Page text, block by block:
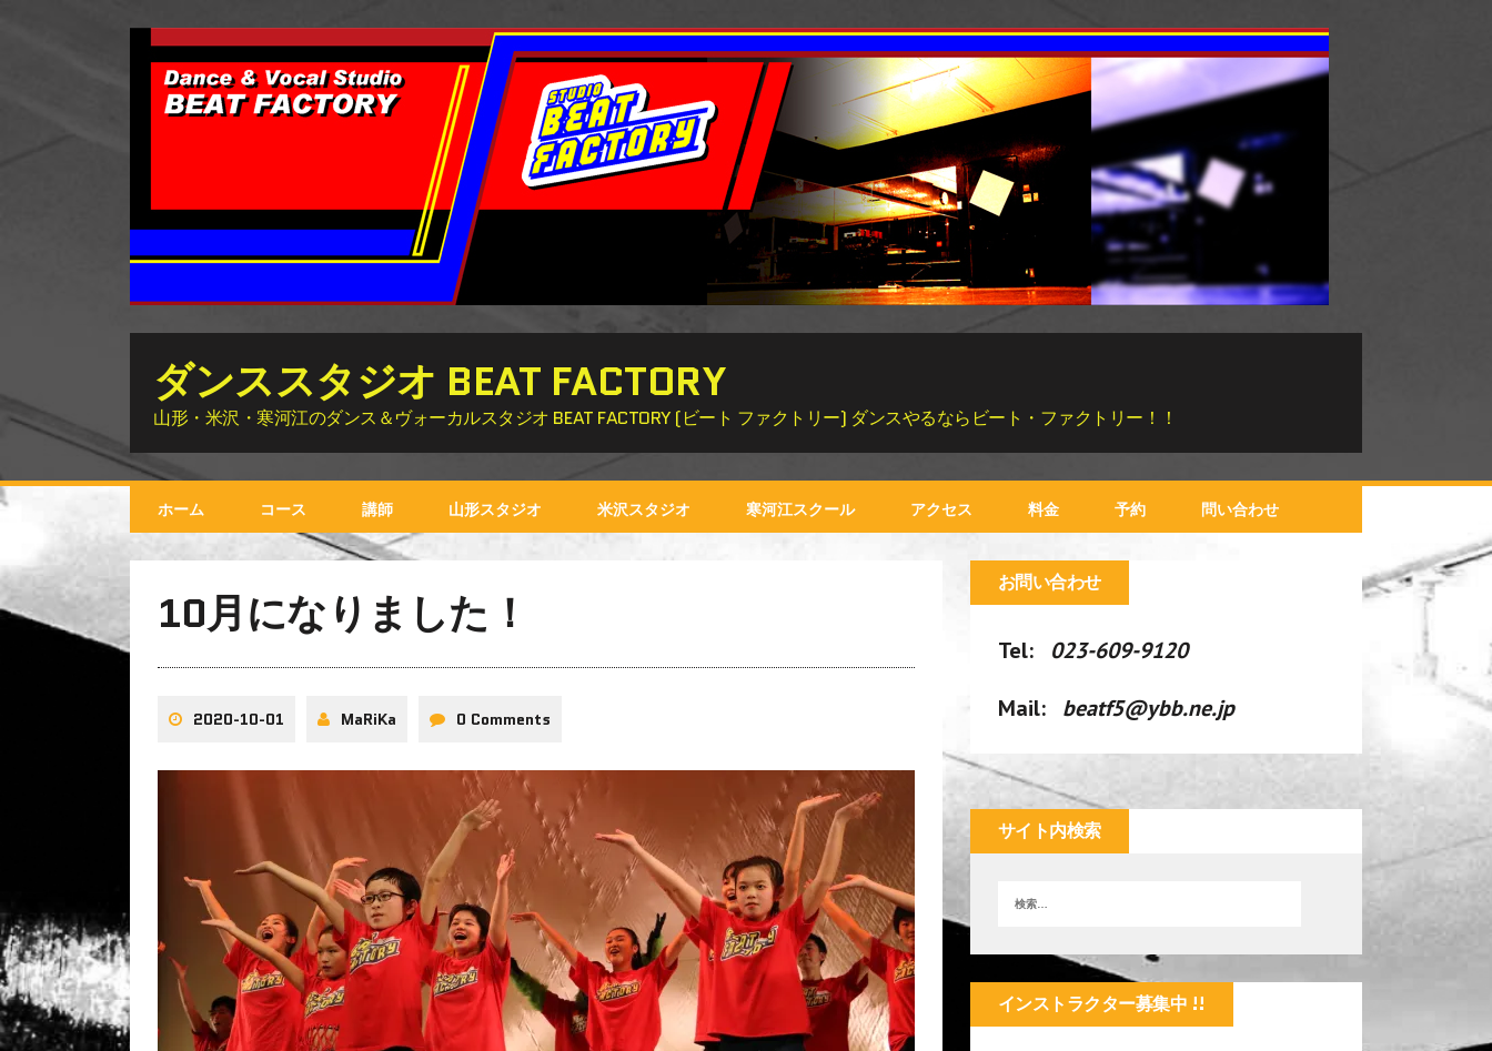
ダンススタジオ BEAT FACTORY
山形・米沢・寒河江のダンス＆ヴォーカルスタジオ BEAT FACTORY (ビート ファクトリー) ダンスやるならビート・ファクトリー！！
ホーム コース 講師 山形スタジオ 米沢スタジオ 寒河江スクール アクセス 料金 予約 問い合わせ
10月になりました！
2020-10-01 MaRiKa 0 Comments
お問い合わせ
Tel: 023-609-9120
Mail: beatf5@ybb.ne.jp
サイト内検索
インストラクター募集中 !!